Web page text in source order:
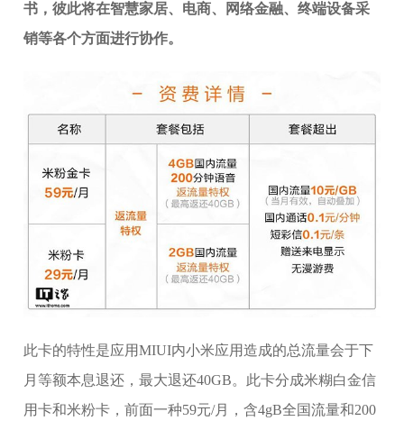
书，彼此将在智慧家居、电商、网络金融、终端设备采
销等各个方面进行协作。
此卡的特性是应用MIUI内小米应用造成的总流量会于下
月等额本息退还，最大退还40GB。此卡分成米糊白金信
用卡和米粉卡，前面一种59元/月，含4gB全国流量和200